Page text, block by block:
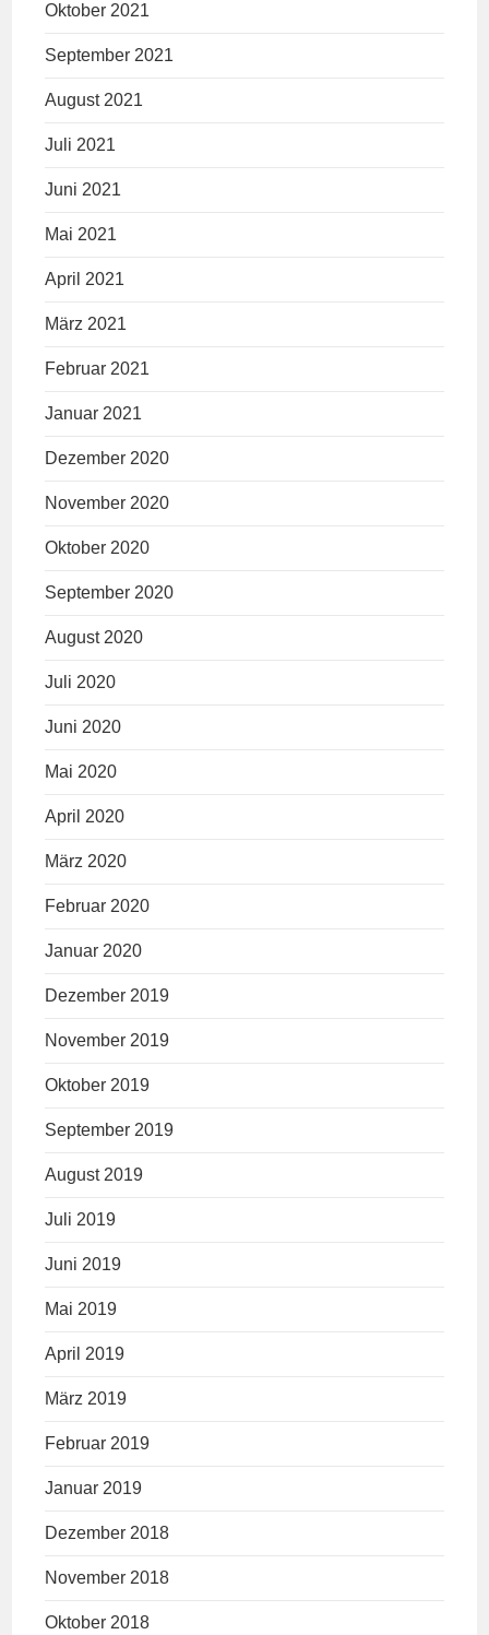
Oktober 2021
September 2021
August 2021
Juli 2021
Juni 2021
Mai 2021
April 2021
März 2021
Februar 2021
Januar 2021
Dezember 2020
November 2020
Oktober 2020
September 2020
August 2020
Juli 2020
Juni 2020
Mai 2020
April 2020
März 2020
Februar 2020
Januar 2020
Dezember 2019
November 2019
Oktober 2019
September 2019
August 2019
Juli 2019
Juni 2019
Mai 2019
April 2019
März 2019
Februar 2019
Januar 2019
Dezember 2018
November 2018
Oktober 2018